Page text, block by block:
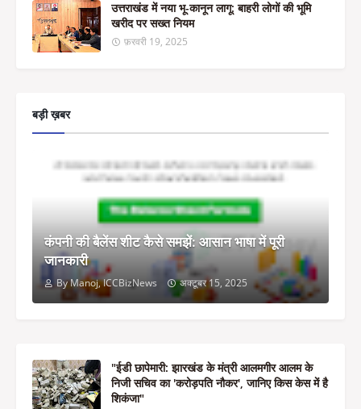
उत्तराखंड में नया भू-कानून लागू: बाहरी लोगों की भूमि
खरीद पर सख्त नियम
फ़रवरी 19, 2025
बड़ी ख़बर
कंपनी की बैलेंस शीट कैसे समझें: आसान भाषा में पूरी
जानकारी
By Manoj, ICCBizNews अक्टूबर 15, 2025
"ईडी छापेमारी: झारखंड के मंत्री आलमगीर आलम के
निजी सचिव का 'करोड़पति नौकर', जानिए किस केस में है
शिकंजा"